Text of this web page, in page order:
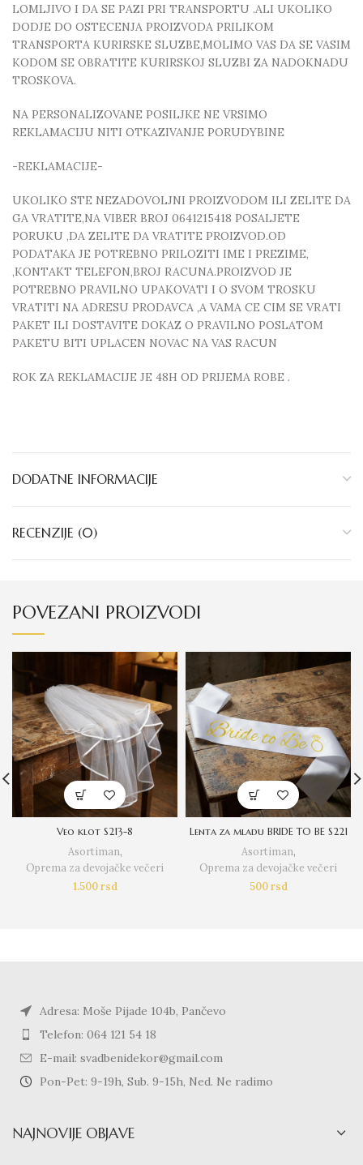
LOMLJIVO I DA SE PAZI PRI TRANSPORTU .ALI UKOLIKO
DODJE DO OSTECENJA PROIZVODA PRILIKOM
TRANSPORTA KURIRSKE SLUZBE,MOLIMO VAS DA SE VASIM
KODOM SE OBRATITE KURIRSKOJ SLUZBI ZA NADOKNADU
TROSKOVA.
NA PERSONALIZOVANE POSILJKE NE VRSIMO
REKLAMACIJU NITI OTKAZIVANJE PORUDYBINE
-REKLAMACIJE-
UKOLIKO STE NEZADOVOLJNI PROIZVODOM ILI ZELITE DA
GA VRATITE,NA VIBER BROJ 0641215418 POSALJETE
PORUKU ,DA ZELITE DA VRATITE PROIZVOD.OD
PODATAKA JE POTREBNO PRILOZITI IME I PREZIME,
,KONTAKT TELEFON,BROJ RACUNA.PROIZVOD JE
POTREBNO PRAVILNO UPAKOVATI I O SVOM TROSKU
VRATITI NA ADRESU PRODAVCA ,A VAMA CE CIM SE VRATI
PAKET ILI DOSTAVITE DOKAZ O PRAVILNO POSLATOM
PAKETU BITI UPLACEN NOVAC NA VAS RACUN
ROK ZA REKLAMACIJE JE 48H OD PRIJEMA ROBE .
DODATNE INFORMACIJE
RECENZIJE (0)
POVEZANI PROIZVODI
Veo klot S213-8
Asortiman,
Oprema za devojačke večeri
1.500rsd
Lenta za mladu BRIDE TO BE S221
Asortiman,
Oprema za devojačke večeri
500rsd
Adresa: Moše Pijade 104b, Pančevo
Telefon: 064 121 54 18
E-mail: svadbenidekor@gmail.com
Pon-Pet: 9-19h, Sub. 9-15h, Ned. Ne radimo
NAJNOVIJE OBJAVE